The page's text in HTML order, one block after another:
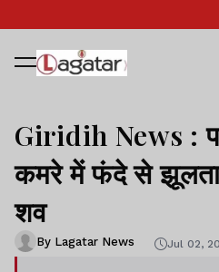
Giridih News :
कमरे में फंदे से झूलता
शव
By Lagatar News Jul 02,